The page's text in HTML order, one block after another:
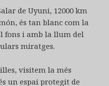
de Uyuni, 12000 km
és tan blanc com la
fons i amb la llum del
miratges.
visitem la més
un espai protegit de